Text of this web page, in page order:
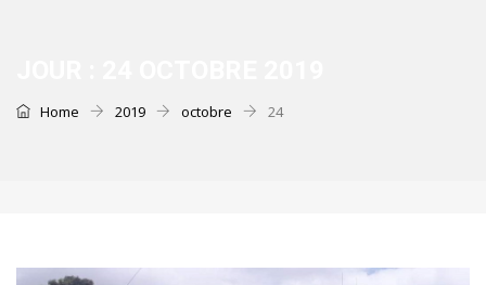
Home 2019 octobre 24